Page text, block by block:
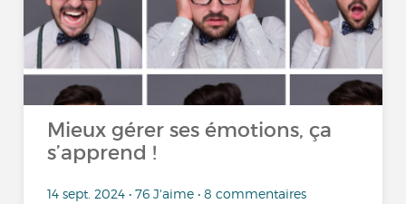
Mieux gérer ses émotions, ça
s’apprend !
14 sept. 2024 • 76 J'aime • 8 commentaires